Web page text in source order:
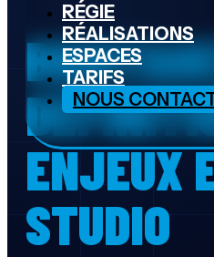
RÉGIE
RÉALISATIONS
ESPACES
TARIFS
NOUS
ENJEUX
STUDIO